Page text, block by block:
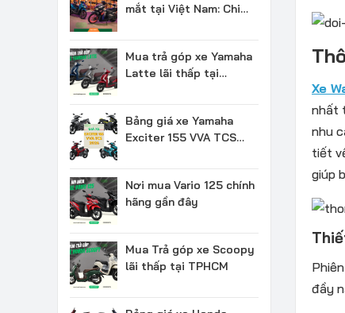
Xe
nhất
nhu
tiết
giúp
đầy
mắt tại Việt Nam: Chi
Mua trả góp xe Yamaha
Latte lãi thấp tại
Bảng giá xe Yamaha
Exciter 155 VVA TCS
Nơi mua Vario 125 chính
hãng gần đây
Mua Trả góp xe Scoopy
lãi thấp tại TPHCM